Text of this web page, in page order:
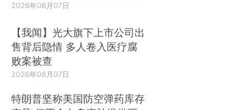
2026年08月07日
【我闻】光大旗下上市公司出
售背后隐情 多人卷入医疗腐
败案被查
2026年08月07日
特朗普坚称美国防空弹药库存